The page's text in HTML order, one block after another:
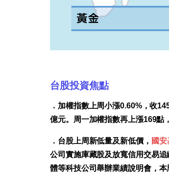
台股投資焦點
．加權指數上周小漲0.60%，收
億元。周一加權指數再上漲169點
．台股上周新低量及新低價， 國
公司實施庫藏股及放寬信用交易
體等科技公司舉辦業績說明會，本